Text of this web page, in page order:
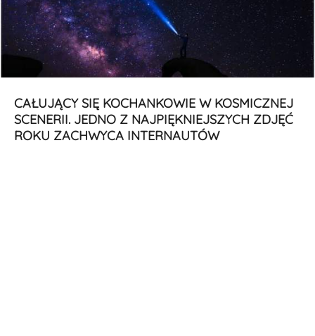
CAŁUJĄCY SIĘ KOCHANKOWIE W KOSMICZNEJ
SCENERII. JEDNO Z NAJPIĘKNIEJSZYCH ZDJĘĆ
ROKU ZACHWYCA INTERNAUTÓW